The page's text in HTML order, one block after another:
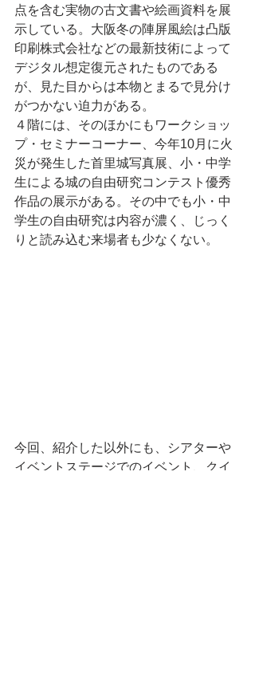
点を含む実物の古文書や絵画資料を展
示している。大阪冬の陣屏風絵は凸版
印刷株式会社などの最新技術によって
デジタル想定復元されたものである
が、見た目からは本物とまるで見分け
がつかない迫力がある。
４階には、そのほかにもワークショッ
プ・セミナーコーナー、今年10月に火
災が発生した首里城写真展、小・中学
生による城の自由研究コンテスト優秀
作品の展示がある。その中でも小・中
学生の自由研究は内容が濃く、じっく
りと読み込む来場者も少なくない。
今回、紹介した以外にも、シアターや
イベントステージでのイベント、クイ